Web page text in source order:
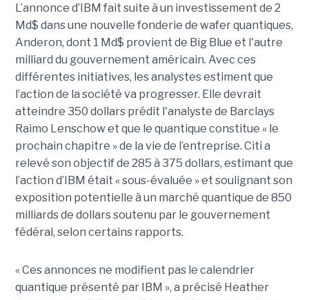
L’annonce d’IBM fait suite à un investissement de 2
Md$ dans une nouvelle fonderie de wafer quantiques,
Anderon, dont 1 Md$ provient de Big Blue et l'autre
milliard du gouvernement américain. Avec ces
différentes initiatives, les analystes estiment que
l’action de la société va progresser. Elle devrait
atteindre 350 dollars prédit l'analyste de Barclays
Raimo Lenschow et que le quantique constitue « le
prochain chapitre » de la vie de l’entreprise. Citi a
relevé son objectif de 285 à 375 dollars, estimant que
l’action d’IBM était « sous-évaluée » et soulignant son
exposition potentielle à un marché quantique de 850
milliards de dollars soutenu par le gouvernement
fédéral, selon certains rapports.
« Ces annonces ne modifient pas le calendrier
quantique présenté par IBM », a précisé Heather